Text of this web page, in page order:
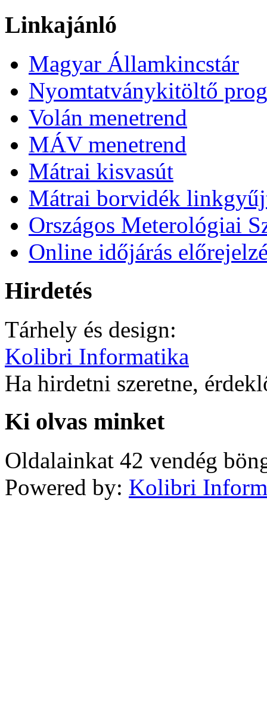
Linkajánló
Magyar Államkincstár
Nyomtatványkitöltő
Volán menetrend
MÁV menetrend
Mátrai kisvasút
Mátrai borvidék
Országos Meterológiai
Online időjárás
Hirdetés
Tárhely és design:
Kolibri Informatika
Ha hirdetni szeretne,
Ki olvas minket
Oldalainkat 42 vendég
Powered by: Kolibri